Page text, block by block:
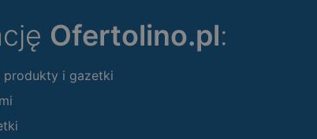
Ofertolino.pl:
produkty i gazetki